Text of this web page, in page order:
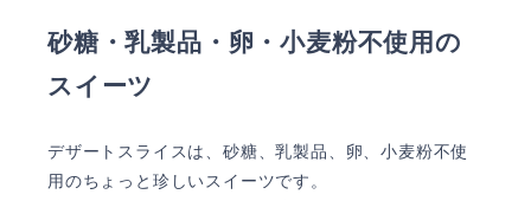
砂糖・乳製品・卵・小麦粉不使用の
スイーツ
デザートスライスは、砂糖、乳製品、卵、小麦粉不使
用のちょっと珍しいスイーツです。